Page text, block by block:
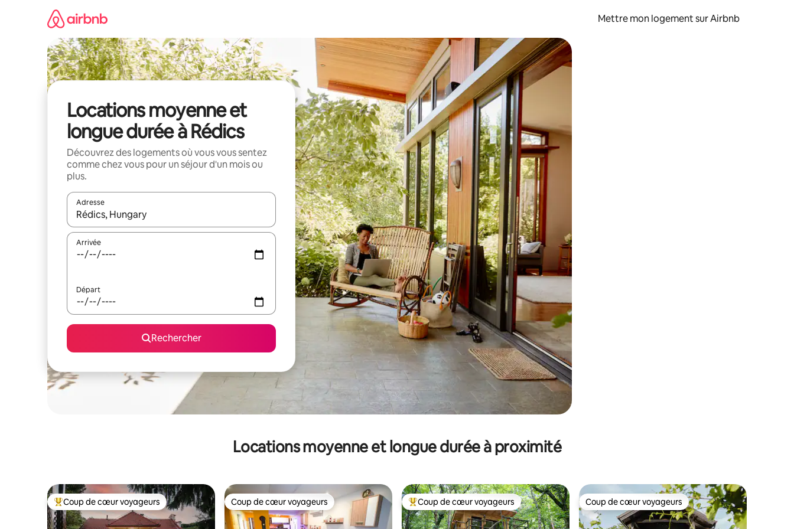
Mettre mon logement sur Airbnb
Locations moyenne et
longue durée à Rédics
Découvrez des logements où vous vous sentez
comme chez vous pour un séjour d'un mois ou
plus.
Adresse
Lorsque les résultats s'affichent, utilisez les flèches vers le haut et vers le bas pour les parcourir ou en appuyant et en faisant glisser.
Arrivée
Départ
Rechercher
Locations moyenne et longue durée à proximité
Coups de cœur voyageurs les plus appréciés
Coup de cœur voyageurs Coup de cœur voyageurs
Coup de cœur voyageurs Coups de cœur voyageurs les plus appréciés
Coup de cœur voyageurs Coup de cœur voyageurs
Coup de cœur voyageurs